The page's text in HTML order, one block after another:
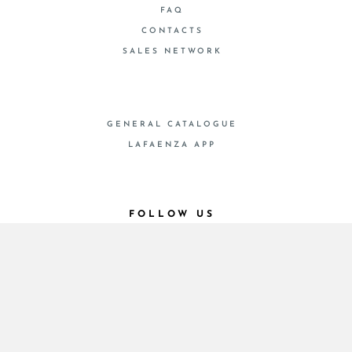
FAQ
CONTACTS
SALES NETWORK
GENERAL CATALOGUE
LAFAENZA APP
FOLLOW US